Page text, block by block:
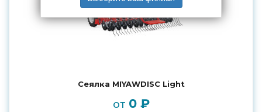
Сеялка MIYAWDISC Light
от 0 ₽